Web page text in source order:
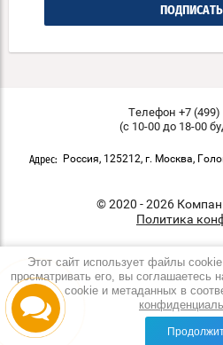
Этот сайт использует файлы
просматривать его, вы соглашаетесь
cookie и метаданных в
Телефон +7 (499)
(с 10-00 до 18-00
Адрес: Россия, 125212, г. Москва,
© 2020 - 2026
Политика